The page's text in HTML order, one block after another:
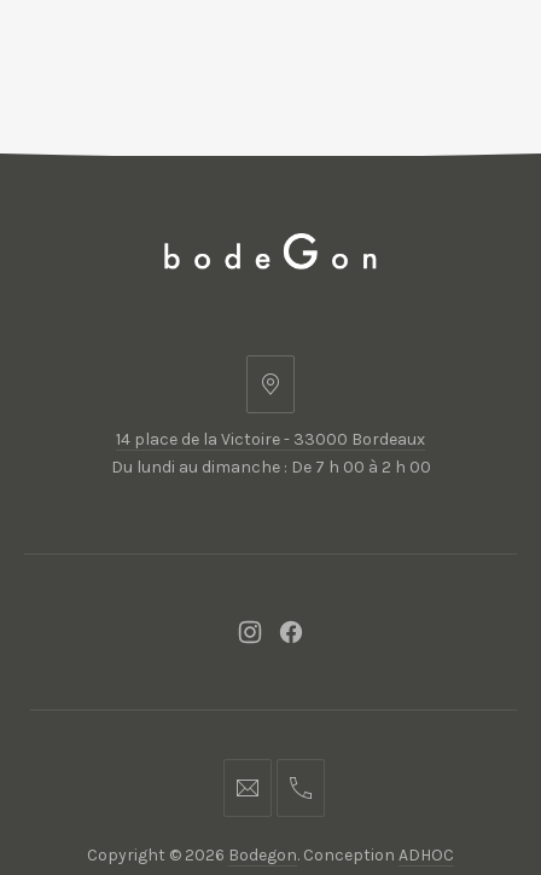
14
de
la
14 place de la Victoire - 33000 Bordeaux
Du lundi au dimanche : De 7 h 00 à 2 h 00
New New
contact@bodegon.fr
05
94
Copyright © 2026 Bodegon. Conception ADHOC